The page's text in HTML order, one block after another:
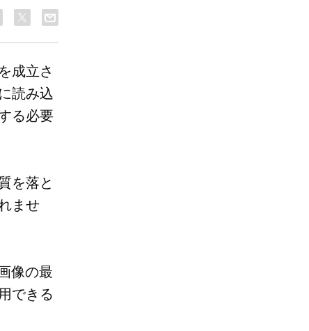
成立さ
読み込
る必要
を落と
ませ
像の最
できる